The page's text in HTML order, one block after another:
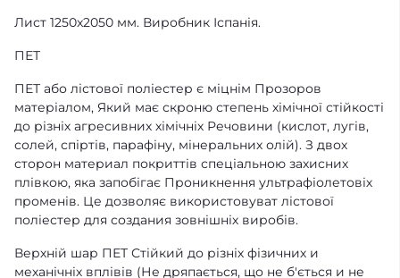
Лист 1250x2050 мм. Виробник Іспанія.
ПЕТ
ПЕТ або лістової поліестер є міцнім Прозоров
матеріалом, Який має скроню степень хімічної стійкості
до різніх агресивних хімічніх Речовини (кислот, лугів,
солей, спіртів, парафіну, мінеральних олій). З двох
сторон материал покриттів спеціальною захисних
плівкою, яка запобігає Проникнення ультрафіолетовіх
променів. Це дозволяє використовуват лістової
поліестер для создания зовнішніх виробів.
Верхній шар ПЕТ Стійкий до різніх фізичних и
механічніх вплівів (Не дряпається, що не б'ється и не